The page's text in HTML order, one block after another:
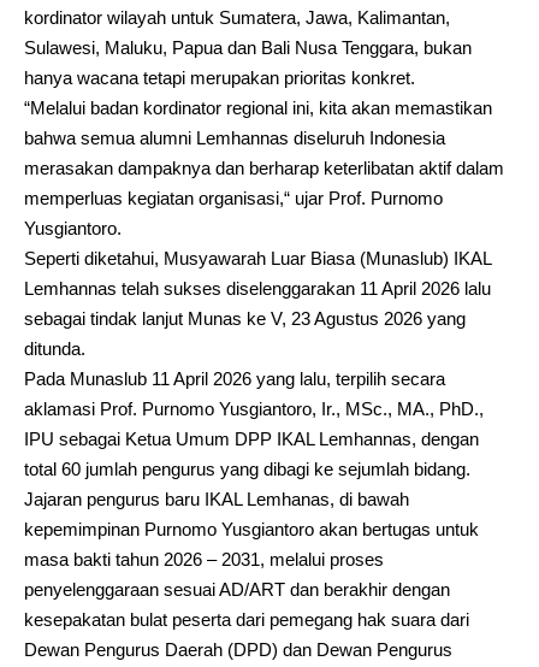
kordinator wilayah untuk Sumatera, Jawa, Kalimantan,
Sulawesi, Maluku, Papua dan Bali Nusa Tenggara, bukan
hanya wacana tetapi merupakan prioritas konkret.
“Melalui badan kordinator regional ini, kita akan memastikan
bahwa semua alumni Lemhannas diseluruh Indonesia
merasakan dampaknya dan berharap keterlibatan aktif dalam
memperluas kegiatan organisasi,“ ujar Prof. Purnomo
Yusgiantoro.
Seperti diketahui, Musyawarah Luar Biasa (Munaslub) IKAL
Lemhannas telah sukses diselenggarakan 11 April 2026 lalu
sebagai tindak lanjut Munas ke V, 23 Agustus 2026 yang
ditunda.
Pada Munaslub 11 April 2026 yang lalu, terpilih secara
aklamasi Prof. Purnomo Yusgiantoro, Ir., MSc., MA., PhD.,
IPU sebagai Ketua Umum DPP IKAL Lemhannas, dengan
total 60 jumlah pengurus yang dibagi ke sejumlah bidang.
Jajaran pengurus baru IKAL Lemhanas, di bawah
kepemimpinan Purnomo Yusgiantoro akan bertugas untuk
masa bakti tahun 2026 – 2031, melalui proses
penyelenggaraan sesuai AD/ART dan berakhir dengan
kesepakatan bulat peserta dari pemegang hak suara dari
Dewan Pengurus Daerah (DPD) dan Dewan Pengurus